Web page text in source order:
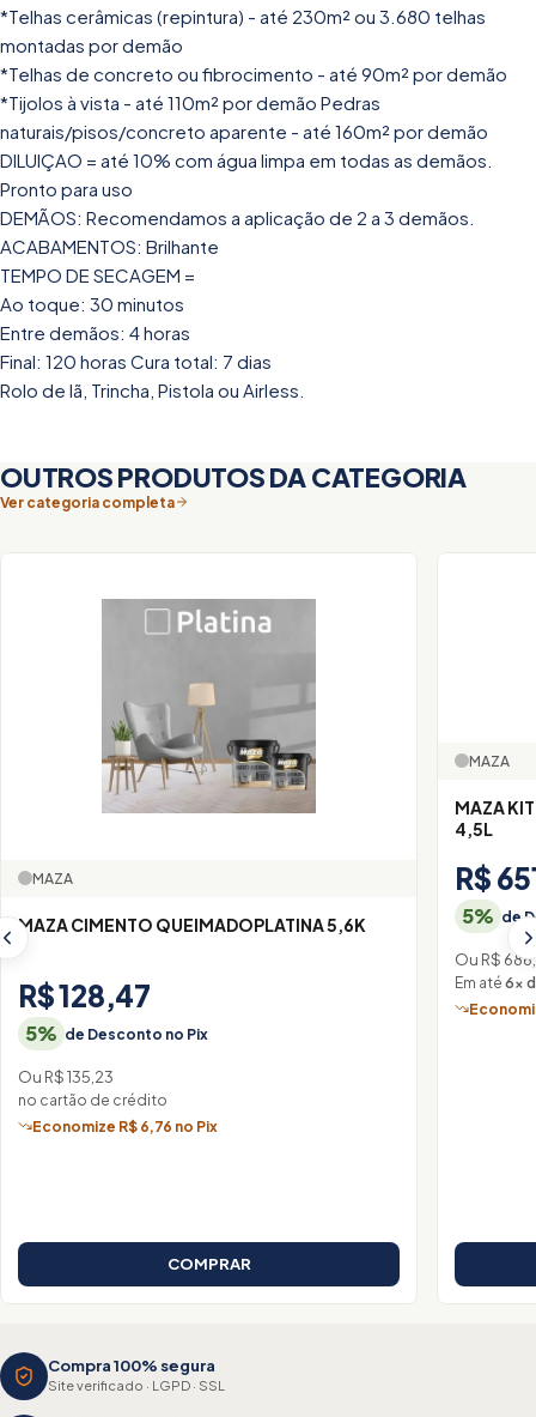
*Telhas cerâmicas (repintura) - até 230m² ou 3.680 telhas
montadas por demão
*Telhas de concreto ou fibrocimento - até 90m² por demão
*Tijolos à vista - até 110m² por demão Pedras
naturais/pisos/concreto aparente - até 160m² por demão
DILUIÇAO = até 10% com água limpa em todas as demãos.
Pronto para uso
DEMÃOS: Recomendamos a aplicação de 2 a 3 demãos.
ACABAMENTOS: Brilhante
TEMPO DE SECAGEM =
Ao toque: 30 minutos
Entre demãos: 4 horas
Final: 120 horas Cura total: 7 dias
Rolo de lã, Trincha, Pistola ou Airless.
OUTROS PRODUTOS DA CATEGORIA
Ver categoria completa
MAZA
MAZA CIMENTO QUEIMADOPLATINA 5,6K
R$ 128,47
5% de Desconto no Pix
Ou R$ 135,23
no cartão de crédito
Economize R$ 6,76 no Pix
COMPRAR
MAZA
MAZA
4,5L
R$
5% de
Ou R$
Em até6×
Compra 100% segura
Site verificado · LGPD · SSL